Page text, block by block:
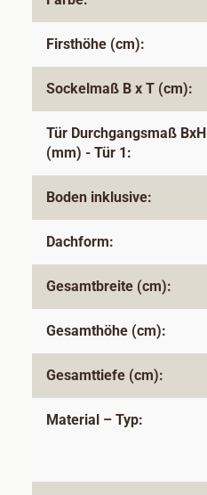
Firsthöhe (cm):
Sockelmaß B x T (cm):
Tür Durchgangsmaß BxH
(mm) - Tür 1:
Boden inklusive:
Dachform:
Gesamtbreite (cm):
Gesamthöhe (cm):
Gesamttiefe (cm):
Material – Typ: